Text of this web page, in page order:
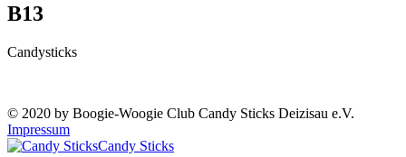
B13
Candysticks
© 2020 by Boogie-Woogie Club Candy Sticks Deizisau e.V.
Impressum
Candy Sticks